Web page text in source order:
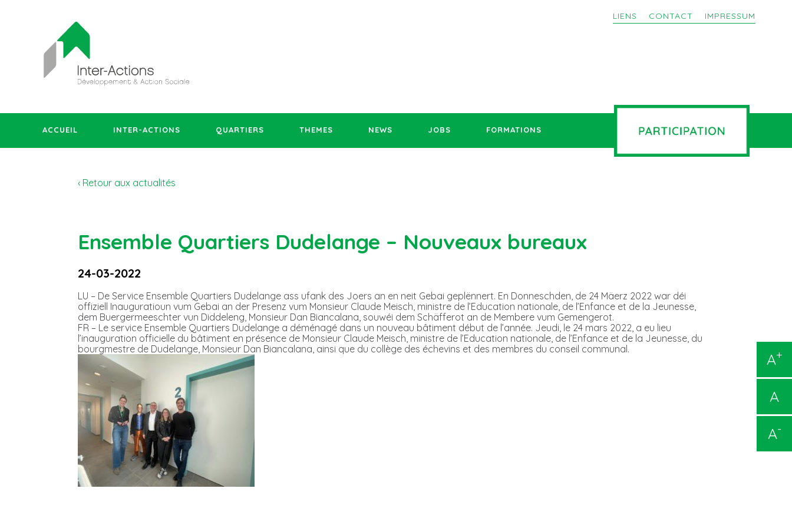
LIENS CONTACT IMPRESSUM
ACCUEIL INTER-ACTIONS QUARTIERS THEMES NEWS JOBS FORMATIONS
A+
A
A-
‹ Retour aux actualités
Ensemble Quartiers Dudelange – Nouveaux bureaux
24-03-2022
LU – De Service Ensemble Quartiers Dudelange ass ufank des Joers an en neit Gebai geplënnert. En Donneschden, de 24 Mäerz 2022 war déi
offiziell Inauguratioun vum Gebai an der Presenz vum Monsieur Claude Meisch, ministre de l’Education nationale, de l’Enfance et de la Jeunesse,
dem Buergermeeschter vun Diddeleng, Monsieur Dan Biancalana, souwéi dem Schäfferot an de Membere vum Gemengerot.
FR – Le service Ensemble Quartiers Dudelange a déménagé dans un nouveau bâtiment début de l’année. Jeudi, le 24 mars 2022, a eu lieu
l’inauguration officielle du bâtiment en présence de Monsieur Claude Meisch, ministre de l’Education nationale, de l’Enfance et de la Jeunesse, du
bourgmestre de Dudelange, Monsieur Dan Biancalana, ainsi que du collège des échevins et des membres du conseil communal.